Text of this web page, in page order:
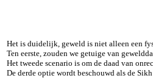
Het is duidelijk, geweld is niet alleen een
Ten eerste, zouden we getuige van
Het tweede scenario is om de daad van
De derde optie wordt beschouwd als de